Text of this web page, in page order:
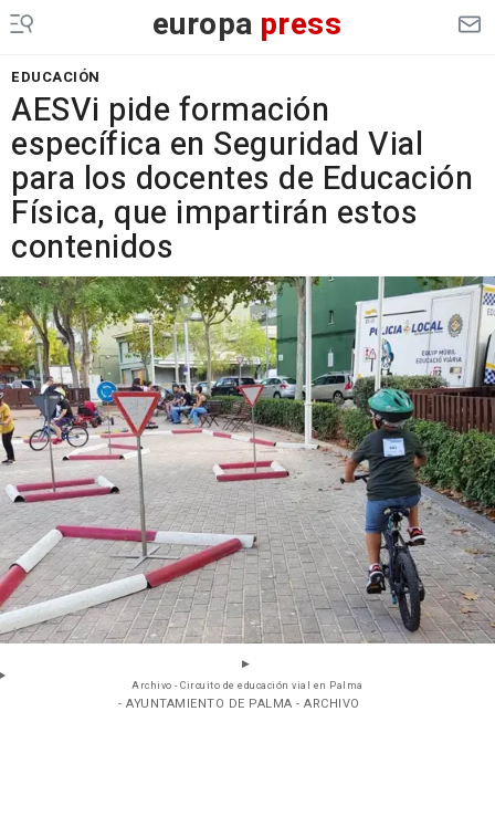
europa press
EDUCACIÓN
AESVi pide formación
específica en Seguridad Vial
para los docentes de Educación
Física, que impartirán estos
contenidos
Archivo - Circuito de educación vial en Palma
- AYUNTAMIENTO DE PALMA - ARCHIVO